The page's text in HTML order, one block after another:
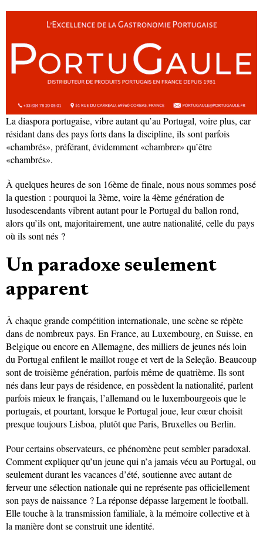
La diaspora portugaise, vibre autant qu’au Portugal, voire plus, car
résidant dans des pays forts dans la discipline, ils sont parfois
«chambrés», préférant, évidemment «chambrer» qu’être
«chambrés».
À quelques heures de son 16ème de finale, nous nous sommes posé
la question : pourquoi la 3ème, voire la 4ème génération de
lusodescendants vibrent autant pour le Portugal du ballon rond,
alors qu’ils ont, majoritairement, une autre nationalité, celle du pays
où ils sont nés ?
Un paradoxe seulement
apparent
À chaque grande compétition internationale, une scène se répète
dans de nombreux pays. En France, au Luxembourg, en Suisse, en
Belgique ou encore en Allemagne, des milliers de jeunes nés loin
du Portugal enfilent le maillot rouge et vert de la Seleção. Beaucoup
sont de troisième génération, parfois même de quatrième. Ils sont
nés dans leur pays de résidence, en possèdent la nationalité, parlent
parfois mieux le français, l’allemand ou le luxembourgeois que le
portugais, et pourtant, lorsque le Portugal joue, leur cœur choisit
presque toujours Lisboa, plutôt que Paris, Bruxelles ou Berlin.
Pour certains observateurs, ce phénomène peut sembler paradoxal.
Comment expliquer qu’un jeune qui n’a jamais vécu au Portugal, ou
seulement durant les vacances d’été, soutienne avec autant de
ferveur une sélection nationale qui ne représente pas officiellement
son pays de naissance ? La réponse dépasse largement le football.
Elle touche à la transmission familiale, à la mémoire collective et à
la manière dont se construit une identité.